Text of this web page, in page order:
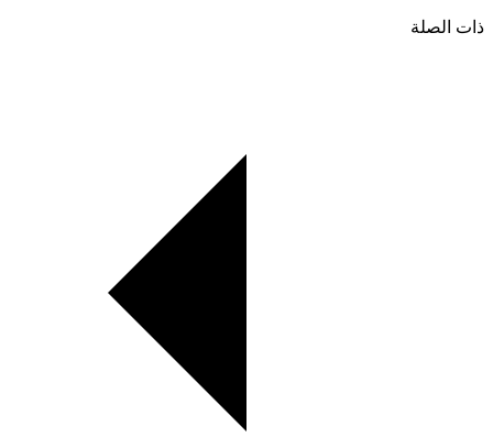
ذات الصلة